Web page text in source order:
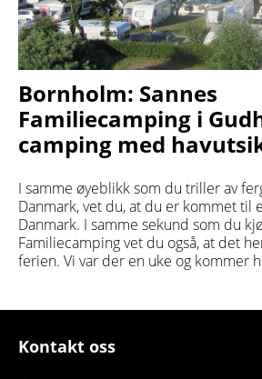
Bornholm: Sannes
Familiecamping i
camping med
I samme øyeblikk som du triller av
Danmark, vet du, at du er kommet til
Danmark. I samme sekund som du
Familiecamping vet du også, at det
ferien. Vi var der en uke og kommer
Kontakt oss